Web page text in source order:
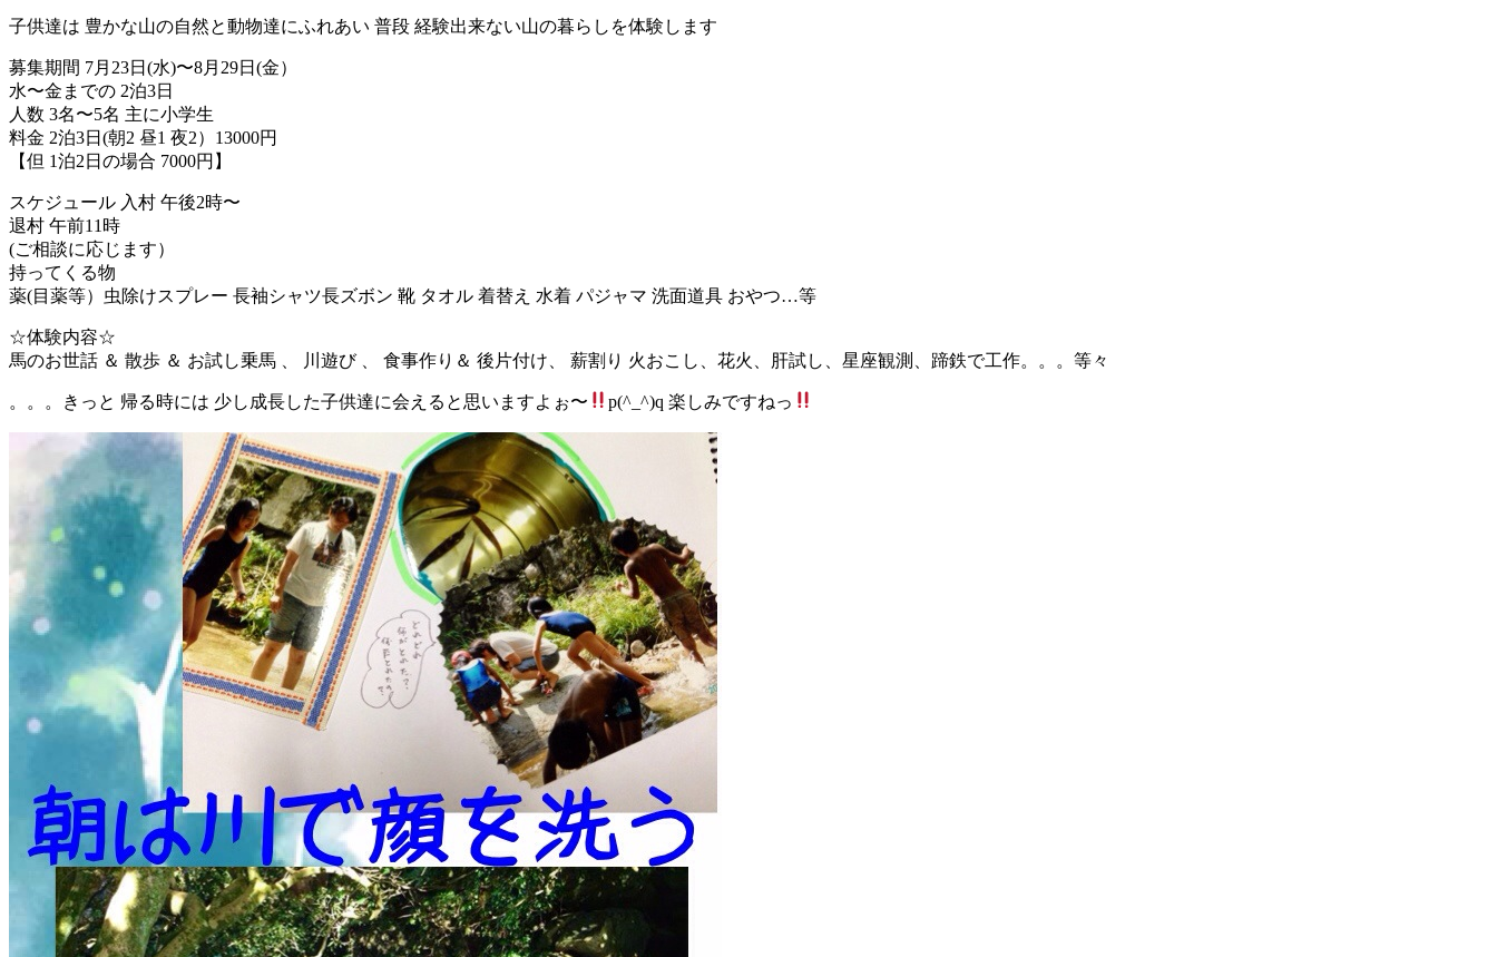
子供達は 豊かな山の自然と動物達にふれあい 普段 経験出来ない山の暮らしを体験します
募集期間 7月23日(水)〜8月29日(金）
水〜金までの 2泊3日
人数 3名〜5名 主に小学生
料金 2泊3日(朝2 昼1 夜2）13000円
【但 1泊2日の場合 7000円】
スケジュール 入村 午後2時〜
退村 午前11時
(ご相談に応じます）
持ってくる物
薬(目薬等）虫除けスプレー 長袖シャツ長ズボン 靴 タオル 着替え 水着 パジャマ 洗面道具 おやつ…等
☆体験内容☆
馬のお世話 ＆ 散歩 ＆ お試し乗馬 、 川遊び 、 食事作り＆ 後片付け、 薪割り 火おこし、花火、肝試し、星座観測、蹄鉄で工作。。。等々
。。。きっと 帰る時には 少し成長した子供達に会えると思いますよぉ〜 p(^_^)q 楽しみですねっ